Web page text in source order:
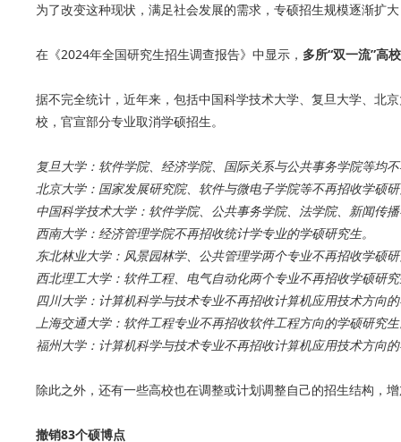
为了改变这种现状，满足社会发展的需求，专硕招生规模逐渐扩
在《2024年全国研究生招生调查报告》中显示， 多所“双一流”高
据不完全统计，近年来，包括中国科学技术大学、复旦大学、北
校，官宣部分专业取消学硕招生。
复旦大学：软件学院、经济学院、国际关系与公共事务学院等均
北京大学：国家发展研究院、软件与微电子学院等不再招收学硕
中国科学技术大学：软件学院、公共事务学院、法学院、新闻传
西南大学：经济管理学院不再招收统计学专业的学硕研究生。
东北林业大学：风景园林学、公共管理学两个专业不再招收学硕
西北理工大学：软件工程、电气自动化两个专业不再招收学硕研
四川大学：计算机科学与技术专业不再招收计算机应用技术方向
上海交通大学：软件工程专业不再招收软件工程方向的学硕研究
福州大学：计算机科学与技术专业不再招收计算机应用技术方向
除此之外，还有一些高校也在调整或计划调整自己的招生结构，
撤销83个硕博点